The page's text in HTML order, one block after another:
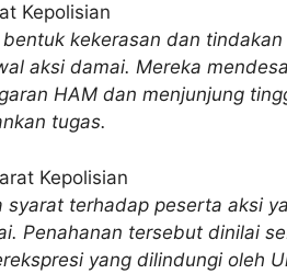
Kepolisian
kekerasan dan
aksi damai. Mereka
HAM dan menjunjung
tugas.
Kepolisian
terhadap peserta aksi
Penahanan tersebut dinilai
yang dilindungi oleh